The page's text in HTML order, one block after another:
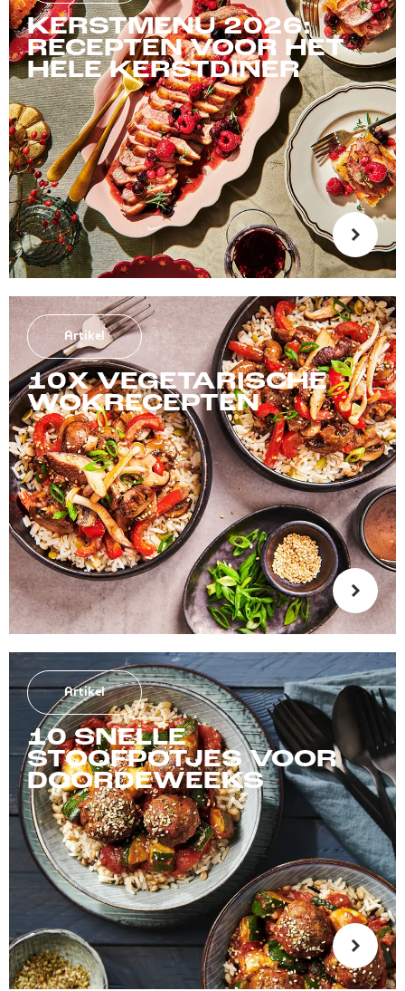
KERSTMENU 2026:
RECEPTEN VOOR HET
HELE KERSTDINER
Artikel
10X VEGETARISCHE
WOKRECEPTEN
Artikel
10 SNELLE
STOOFPOTJES VOOR
DOORDEWEEKS